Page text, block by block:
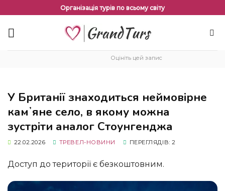
змісту
Організація турів по всьому світу
Оцініть цей запис
У Британії знаходиться неймовірне
камʼяне село, в якому можна
зустріти аналог Стоунгенджа
22.02.2026 ТРЕВЕЛ-НОВИНИ ПЕРЕГЛЯДІВ: 2
Доступ до території є безкоштовним.